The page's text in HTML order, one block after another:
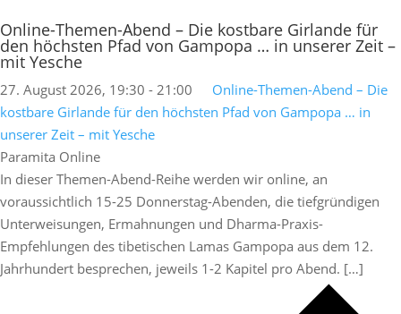
Online-Themen-Abend – Die kostbare Girlande für
den höchsten Pfad von Gampopa … in unserer Zeit –
mit Yesche
27. August 2026, 19:30 - 21:00
Online-Themen-Abend – Die
kostbare Girlande für den höchsten Pfad von Gampopa … in
unserer Zeit – mit Yesche
Paramita Online
In dieser Themen-Abend-Reihe werden wir online, an
voraussichtlich 15-25 Donnerstag-Abenden, die tiefgründigen
Unterweisungen, Ermahnungen und Dharma-Praxis-
Empfehlungen des tibetischen Lamas Gampopa aus dem 12.
Jahrhundert besprechen, jeweils 1-2 Kapitel pro Abend. […]